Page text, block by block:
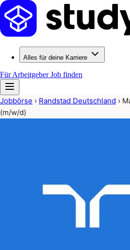
Alles für deine Karriere
Für ArbeitgeberJob finden
Jobbörse › Randstad Deutschland ›
(m/w/d)